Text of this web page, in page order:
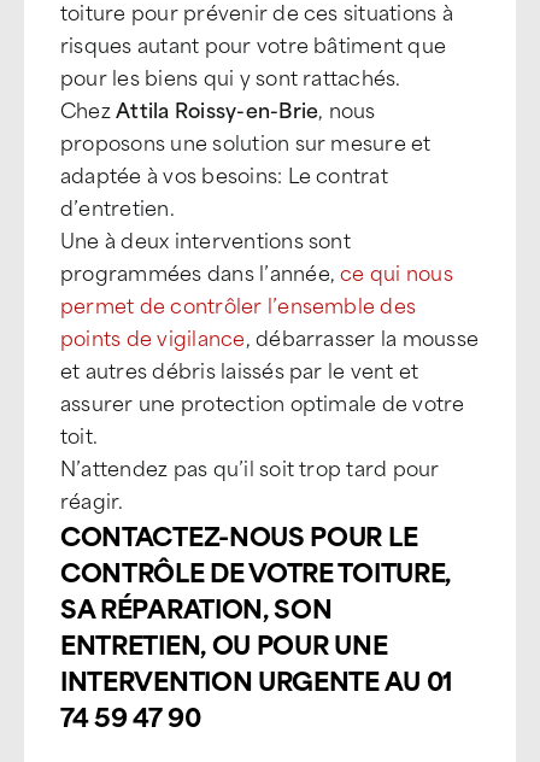
toiture pour prévenir de ces situations à
risques autant pour votre bâtiment que
pour les biens qui y sont rattachés.
ChezAttila Roissy-en-Brie, nous
proposons une solution sur mesure et
adaptée à vos besoins: Le contrat
d’entretien.
Une à deux interventions sont
programmées dans l’année,ce qui nous
permet de contrôler l’ensemble des
points de vigilance, débarrasser la mousse
et autres débris laissés par le vent et
assurer une protection optimale de votre
toit.
N’attendez pas qu’il soit trop tard pour
réagir.
CONTACTEZ-NOUS POUR LE
CONTRÔLE DE VOTRE TOITURE,
SA RÉPARATION, SON
ENTRETIEN, OU POUR UNE
INTERVENTION URGENTE AU 01
74 59 47 90